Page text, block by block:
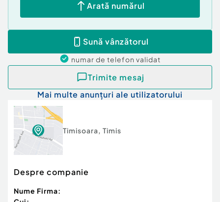
Arată numărul
Sună vânzătorul
numar de telefon validat
Trimite mesaj
Mai multe anunțuri ale utilizatorului
Timisoara, Timis
Despre companie
Nume Firma: